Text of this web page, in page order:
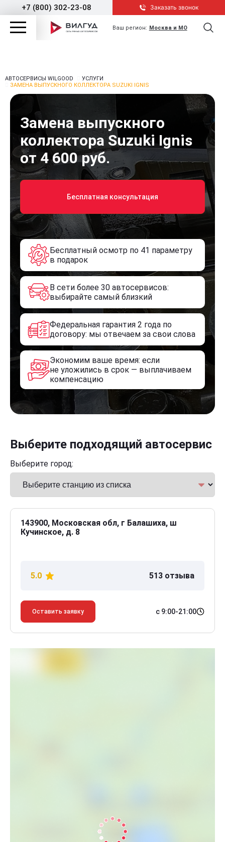
+7 (800) 302-23-08 Заказать звонок
Ваш регион: Москва и МО
АВТОСЕРВИСЫ WILGOOD
УСЛУГИ
ЗАМЕНА ВЫПУСКНОГО КОЛЛЕКТОРА SUZUKI IGNIS
Замена выпускного
коллектора Suzuki Ignis
от 4 600 руб.
Бесплатная консультация
Бесплатный осмотр по 41 параметру
в подарок
В сети более 30 автосервисов:
выбирайте самый близкий
Федеральная гарантия 2 года по
договору: мы отвечаем за свои слова
Экономим ваше время: если
не уложились в срок — выплачиваем
компенсацию
Выберите подходящий автосервис
Выберите город:
143900, Московская обл, г Балашиха, ш
Кучинское, д. 8
5.0 513 отзыва
Оставить заявку с 9:00-21:00